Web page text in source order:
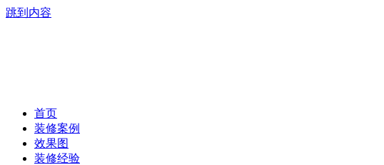
跳到内容
首页
装修案例
效果图
装修经验